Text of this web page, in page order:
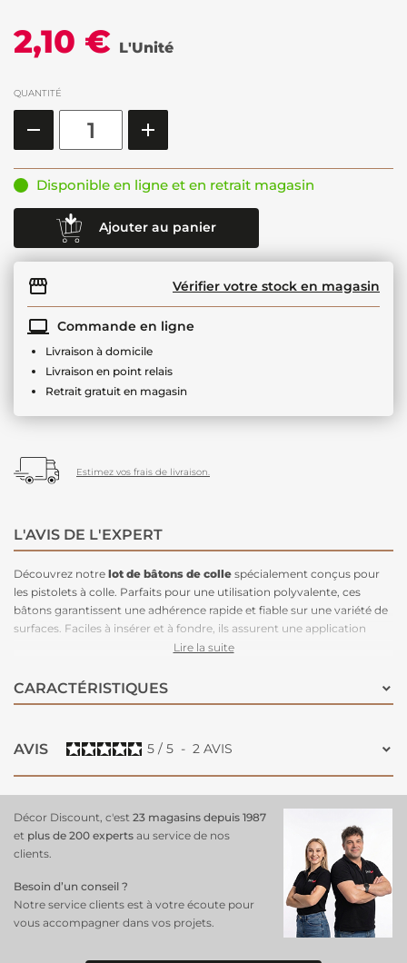
2,10 € L'Unité
QUANTITÉ
Disponible en ligne et en retrait magasin
Ajouter au panier
Vérifier votre stock en magasin
Commande en ligne
Livraison à domicile
Livraison en point relais
Retrait gratuit en magasin
Estimez vos frais de livraison.
L'AVIS DE L'EXPERT
Découvrez notre lot de bâtons de colle spécialement conçus pour
les pistolets à colle. Parfaits pour une utilisation polyvalente, ces
bâtons garantissent une adhérence rapide et fiable sur une variété de
surfaces. Faciles à insérer et à fondre, ils assurent une application
fluide et précise, idéale pour lesprojets de bricolage
une solution pratique et économique pour tous vos besoins en
collage. Obtenez des résultats professionnels avec une tenue
Lire la suite
CARACTÉRISTIQUES
AVIS 5 / 5 - 2 AVIS
Décor Discount, c'est 23 magasins depuis 1987
et plus de 200 experts au service de nos
clients.
Besoin d’un conseil ?
Notre service clients est à votre écoute pour
vous accompagner dans vos projets.